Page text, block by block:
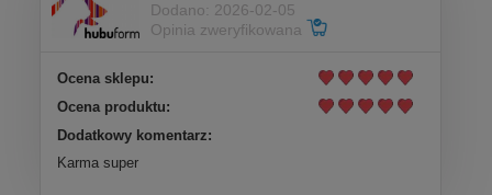
DO KOSZYKA
Dodano: 2026-02-05
Opinia zweryfikowana
Ocena sklepu:
Ocena produktu:
Dodatkowy komentarz:
Karma super